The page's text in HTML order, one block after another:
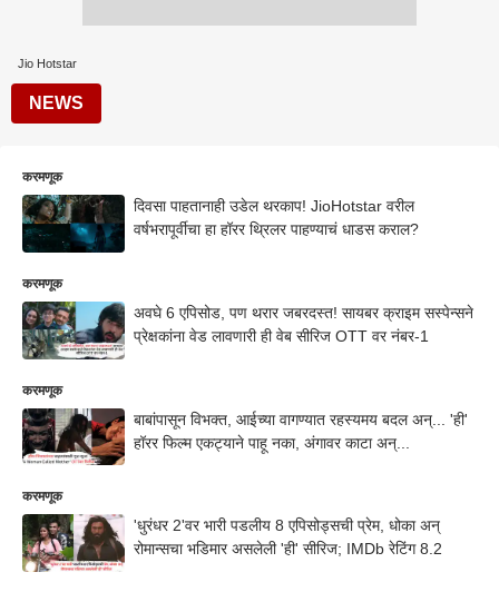
Jio Hotstar
NEWS
करमणूक
दिवसा पाहतानाही उडेल थरकाप! JioHotstar वरील
वर्षभरापूर्वीचा हा हॉरर थ्रिलर पाहण्याचं धाडस कराल?
करमणूक
अवघे 6 एपिसोड, पण थरार जबरदस्त! सायबर क्राइम सस्पेन्सने
प्रेक्षकांना वेड लावणारी ही वेब सीरिज OTT वर नंबर-1
करमणूक
बाबांपासून विभक्त, आईच्या वागण्यात रहस्यमय बदल अन्... 'ही'
हॉरर फिल्म एकट्याने पाहू नका, अंगावर काटा अन्...
करमणूक
'धुरंधर 2'वर भारी पडलीय 8 एपिसोड्सची प्रेम, धोका अन्
रोमान्सचा भडिमार असलेली 'ही' सीरिज; IMDb रेटिंग 8.2